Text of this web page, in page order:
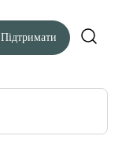
Підтримати